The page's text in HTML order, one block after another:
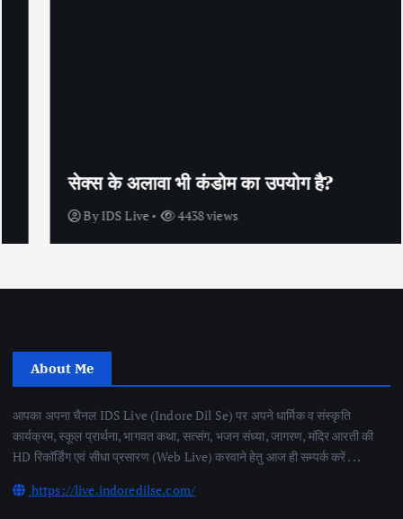
सेक्स के अलावा भी कंडोम का उपयोग है?
IDS Live 4438 views
About Me
आपका अपना चैनल IDS Live (Indore Dil Se) पर अपने धार्मिक व संस्कृति
कार्यक्रम, स्कूल प्रार्थना, भागवत कथा, सत्संग, भजन संध्या, जागरण, मंदिर आरती की
HD रिकॉर्डिंग एवं सीधा प्रसारण (Web Live) करवाने हेतु आज ही सम्पर्क करें . . .
https://live.indoredilse.com/